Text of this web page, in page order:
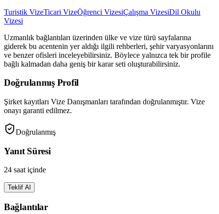
Turistik VizeTicari VizeÖğrenci VizesiÇalışma VizesiDil Okulu
Vizesi
Uzmanlık bağlantıları üzerinden ülke ve vize türü sayfalarına
giderek bu acentenin yer aldığı ilgili rehberleri, şehir varyasyonlarını
ve benzer ofisleri inceleyebilirsiniz. Böylece yalnızca tek bir profile
bağlı kalmadan daha geniş bir karar seti oluşturabilirsiniz.
Doğrulanmış Profil
Şirket kayıtları Vize Danışmanları tarafından doğrulanmıştır. Vize
onayı garanti edilmez.
Doğrulanmış
Yanıt Süresi
24 saat içinde
Teklif Al
Bağlantılar